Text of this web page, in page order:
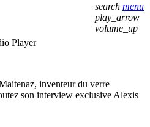
Player
inventeur du verre
son interview exclusive Alexis
search menu
play_arrow
volume_up